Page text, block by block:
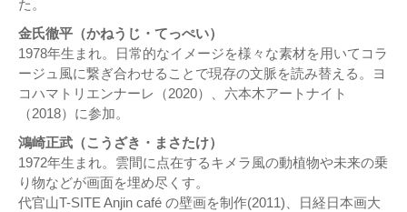
た。
金氏徹平（かねうじ・てっぺい）
1978年生まれ。日常的なイメージを様々な素材を用いてコラ
ージュ風に繋ぎ合わせることで現存の文脈を読み替える。ヨ
コハマトリエンナーレ（2020）、六本木アートナイト
（2018）に参加。
鴻崎正武（こうざき・まさたけ）
1972年生まれ。雲間に点在するキメラ風の動植物や未来の乗
り物などが画面を埋め尽くす。
代官山T-SITE Anjin café の壁画を制作(2011)、日経日本画大